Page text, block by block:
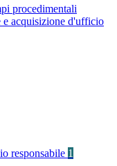
procedimentali
acquisizione d'ufficio
responsabile 1